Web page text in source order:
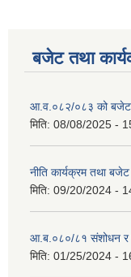
बजेट तथा
आ.व.०८२/०८३ को बजेट
मिति: 08/08/2025 -
नीति कार्यक्रम तथा बजेट
मिति: 09/20/2024 -
आ.ब.०८०/८१ संशोधन र
मिति: 01/25/2024 -